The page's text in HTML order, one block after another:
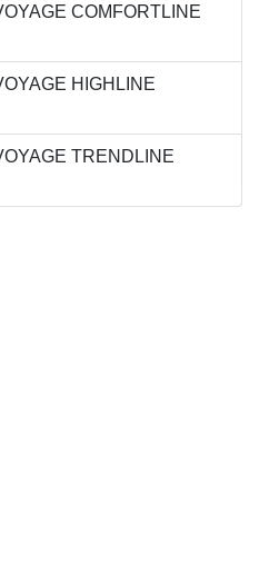
COMFORTLINE
HIGHLINE
TRENDLINE